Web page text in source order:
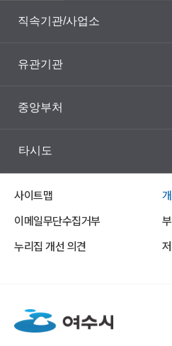
직속기관/사업소
유관기관
중앙부처
타시도
사이트맵
이메일무단수집거부
누리집 개선 의견